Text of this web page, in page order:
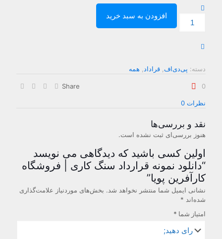
بود.
است.
نمونه
سنگ
فروشگاه
کارآفرین
عدد
افزودن به سبد خرید
دسته: پی‌دی‌اف قراداد همه
Share 0
نظرات 0
نقد و بررسی‌ها
هنوز بررسی‌ای ثبت نشده است.
اولین کسی باشید که دیدگاهی می نویسد
“دانلود نمونه قرارداد سنگ کاری | فروشگاه
کارآفرین پویا”
نشانی ایمیل شما منتشر نخواهد شد. بخش‌های موردنیاز علامت‌گذاری
شده‌اند *
امتیاز شما *